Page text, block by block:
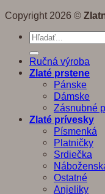
Copyright 2026 ©
Hľadať:
Ručná výroba
Zlaté prstene
Pánske
Dámske
Zásnubné
Zlaté prívesky
Písmenká
Platničky
Srdiečka
Ostatné
Anjeliky